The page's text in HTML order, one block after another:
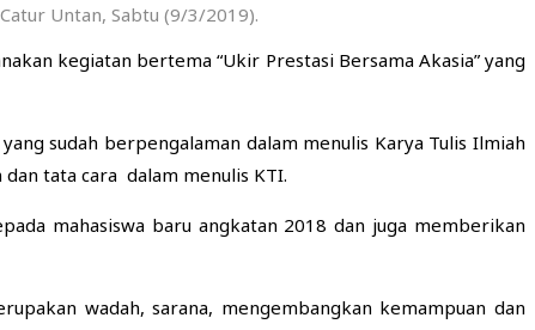
Untan, Sabtu (9/3/2019).
kegiatan bertema “Ukir Prestasi Bersama Akasia” yang
sudah berpengalaman dalam menulis Karya Tulis Ilmiah
tata cara dalam menulis KTI.
mahasiswa baru angkatan 2018 dan juga memberikan
wadah, sarana, mengembangkan kemampuan dan